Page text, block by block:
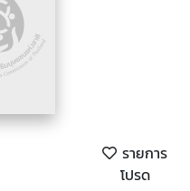
รายการ
โปรด